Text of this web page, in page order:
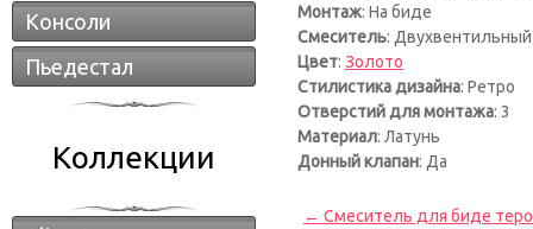
Консоли
Пьедестал
Коллекции
Монтаж: На биде
Смеситель: Двухвентильный
Цвет: Золото
Стилистика дизайна: Ретро
Отверстий для монтажа: 3
Материал: Латунь
Донный клапан: Да
← Смеситель для биде